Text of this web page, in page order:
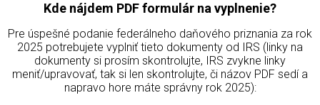
Kde nájdem PDF formulár na vyplnenie?
Pre úspešné podanie federálneho daňového priznania za rok
2025 potrebujete vyplniť tieto dokumenty od IRS (linky na
dokumenty si prosím skontrolujte, IRS zvykne linky
meniť/upravovať, tak si len skontrolujte, či názov PDF sedí a
napravo hore máte správny rok 2025):